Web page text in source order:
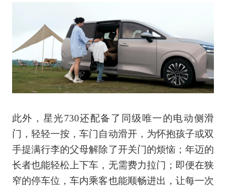
此外，星光730还配备了同级唯一的电动侧滑
门，轻轻一按，车门自动滑开，为怀抱孩子或双
手提满行李的父母解除了开关门的烦恼；年迈的
长者也能轻松上下车，无需费力拉门；即便在狭
窄的停车位，车内乘客也能顺畅进出，让每一次